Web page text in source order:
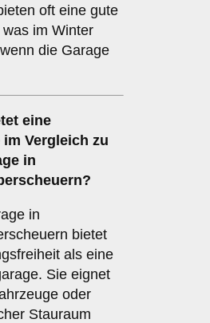
oft eine gute
im Winter
die Garage
eine
im Vergleich zu
in
in
bietet
als eine
Sie eignet
oder
Stauraum